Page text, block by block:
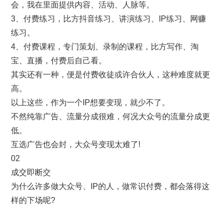
会，我在里面提供内容、活动、人脉等。
3、付费练习，比方抖音练习、讲演练习、IP练习、网赚
练习。
4、付费课程，专门策划、录制的课程，比方写作、淘
宝、直播，付费后自己看。
其实还有一种，便是付费收徒或许合伙人，这种难度就更
高。
以上这些，作为一个IP想要变现，就少不了。
不然纯靠广告、流量分成很难，何况大众号的流量分成更
低。
互选广告也会封，大众号变现太难了!
02
成交即断交
为什么许多做大众号、IP的人，做常识付费，都会落得这
样的下场呢?